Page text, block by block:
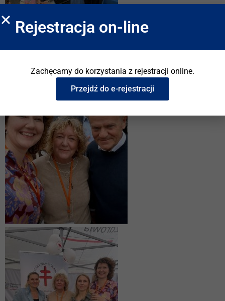
Rejestracja on-line
Zachęcamy do korzystania z rejestracji online.
Przejdź do e-rejestracji